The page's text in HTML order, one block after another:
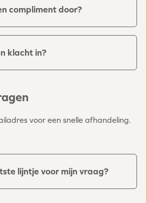
compliment door?
klacht in?
voor een snelle afhandeling.
lijntje voor mijn vraag?